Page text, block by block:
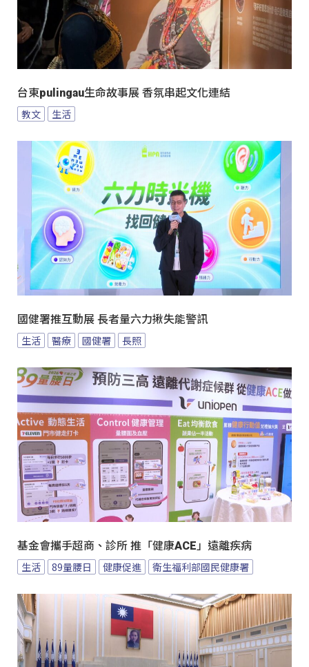
台東pulingau生命故事展 香氛串起文化連結
教文 生活
國健署推互動展 長者量六力揪失能警訊
生活 醫療 國健署 長照
基金會攜手超商、診所 推「健康ACE」遠離疾病
生活 89量腰日 健康促進 衛生福利部國民健康署